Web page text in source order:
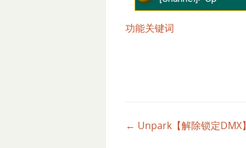
功能关键词
← Unpark【解除锁定DMX】